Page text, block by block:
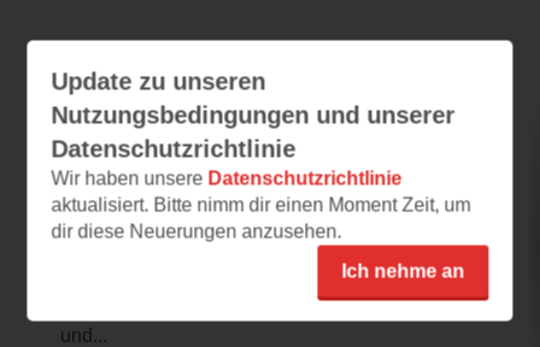
tiptoi® - Mein erstes Bild-Wörterbuch
Deutsch-Englisch
28.05.2025 – 14:01
Ein sehr toll gestaltetes Buch für Groß und
und...
Update zu unseren
Nutzungsbedingungen und unserer
Datenschutzrichtlinie
Wir haben unsere Datenschutzrichtlinie
aktualisiert. Bitte nimm dir einen Moment Zeit, um
dir diese Neuerungen anzusehen.
Ich nehme an